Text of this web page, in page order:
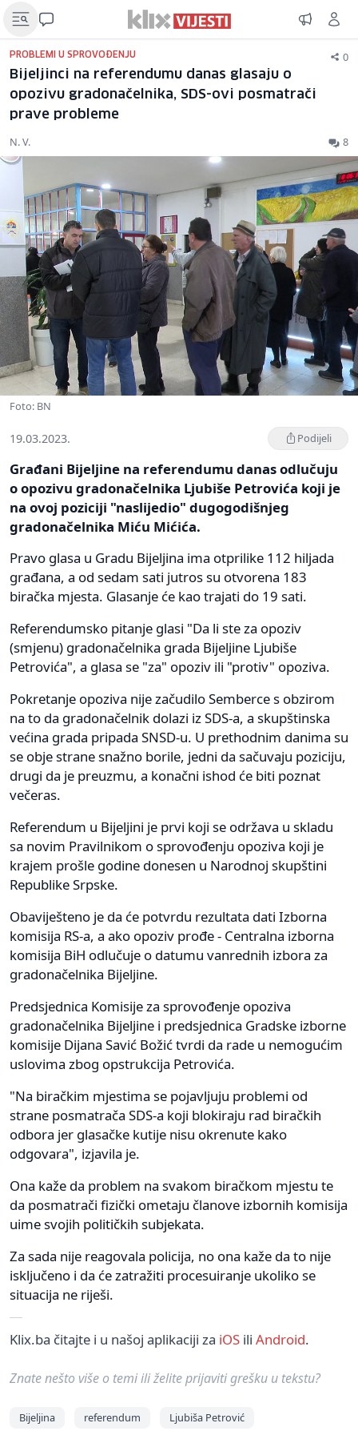
PROBLEMI U SPROVOĐENJU 0
Bijeljinci na referendumu danas glasaju o
opozivu gradonačelnika, SDS-ovi posmatrači
prave probleme
N. V. 8
Foto: BN
19.03.2023. Podijeli
Građani Bijeljine na referendumu danas odlučuju
o opozivu gradonačelnika Ljubiše Petrovića koji je
na ovoj poziciji "naslijedio" dugogodišnjeg
gradonačelnika Miću Mićića.
Pravo glasa u Gradu Bijeljina ima otprilike 112 hiljada
građana, a od sedam sati jutros su otvorena 183
biračka mjesta. Glasanje će kao trajati do 19 sati.
Referendumsko pitanje glasi "Da li ste za opoziv
(smjenu) gradonačelnika grada Bijeljine Ljubiše
Petrovića", a glasa se "za" opoziv ili "protiv" opoziva.
Pokretanje opoziva nije začudilo Semberce s obzirom
na to da gradonačelnik dolazi iz SDS-a, a skupštinska
većina grada pripada SNSD-u. U prethodnim danima su
se obje strane snažno borile, jedni da sačuvaju poziciju,
drugi da je preuzmu, a konačni ishod će biti poznat
večeras.
Referendum u Bijeljini je prvi koji se održava u skladu
sa novim Pravilnikom o sprovođenju opoziva koji je
krajem prošle godine donesen u Narodnoj skupštini
Republike Srpske.
Obaviješteno je da će potvrdu rezultata dati Izborna
komisija RS-a, a ako opoziv prođe - Centralna izborna
komisija BiH odlučuje o datumu vanrednih izbora za
gradonačelnika Bijeljine.
Predsjednica Komisije za sprovođenje opoziva
gradonačelnika Bijeljine i predsjednica Gradske izborne
komisije Dijana Savić Božić tvrdi da rade u nemogućim
uslovima zbog opstrukcija Petrovića.
"Na biračkim mjestima se pojavljuju problemi od
strane posmatrača SDS-a koji blokiraju rad biračkih
odbora jer glasačke kutije nisu okrenute kako
odgovara", izjavila je.
Ona kaže da problem na svakom biračkom mjestu te
da posmatrači fizički ometaju članove izbornih komisija
uime svojih političkih subjekata.
Za sada nije reagovala policija, no ona kaže da to nije
isključeno i da će zatražiti procesuiranje ukoliko se
situacija ne riješi.
Klix.ba čitajte i u našoj aplikaciji za iOS ili Android.
Znate nešto više o temi ili želite prijaviti grešku u tekstu?
Bijeljina referendum Ljubiša Petrović